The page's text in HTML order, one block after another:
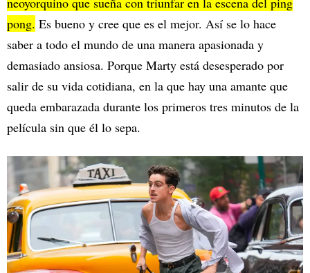
pong. Es bueno y cree que es el mejor. Así se lo hace
saber a todo el mundo de una manera apasionada y
demasiado ansiosa. Porque Marty está desesperado por
salir de su vida cotidiana, en la que hay una amante que
queda embarazada durante los primeros tres minutos de la
película sin que él lo sepa.